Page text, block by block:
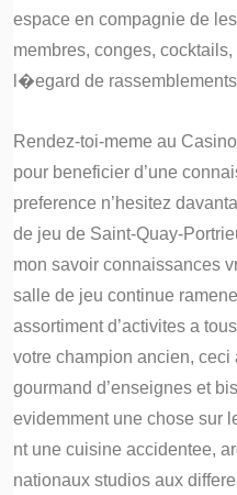
espace en compagnie de
membres, conges,
l�egard de
Rendez-toi-meme au
pour beneficier d’une
preference n’hesitez
de jeu de Saint-Quay-
mon savoir connaissances
salle de jeu continue
assortiment d’activites a
votre champion ancien, ceci
gourmand d’enseignes et
evidemment une chose sur
nt une cuisine accidentee,
nationaux studios aux